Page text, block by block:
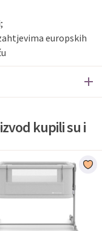
europskih
kupili su i